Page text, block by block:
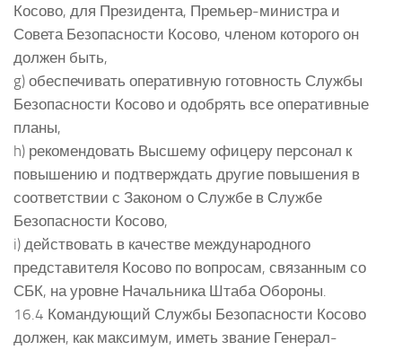
Косово, для Президента, Премьер-министра и
Совета Безопасности Косово, членом которого он
должен быть,
g) обеспечивать оперативную готовность Службы
Безопасности Косово и одобрять все оперативные
планы,
h) рекомендовать Высшему офицеру персонал к
повышению и подтверждать другие повышения в
соответствии с Законом о Службе в Службе
Безопасности Косово,
i) действовать в качестве международного
представителя Косово по вопросам, связанным со
СБК, на уровне Начальника Штаба Обороны.
16.4 Командующий Службы Безопасности Косово
должен, как максимум, иметь звание Генерал-